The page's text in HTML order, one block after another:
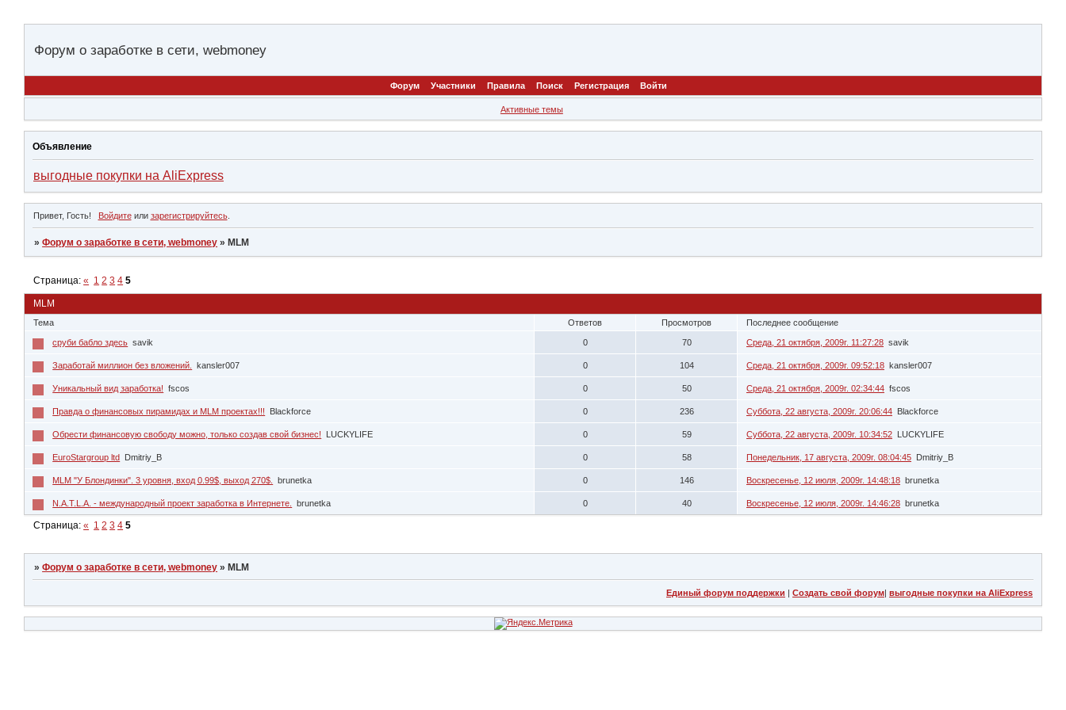
Форум о заработке в сети, webmoney
Форум Участники Правила Поиск Регистрация Войти
Активные темы
Объявление
выгодные покупки на AliExpress
Привет, Гость! Войдитеили зарегистрируйтесь.
»Форум о заработке в сети, webmoney » MLM
MLM
Страница:« 1 2 3 4 5
Тема Ответов Просмотров Последнее сообщение
сруби бабло здесь savik 0 70 Среда, 21 октября, 2009г. 11:27:28 savik
Заработай миллион без вложений. kansler007 0 104 Среда, 21 октября, 2009г. 09:52:18 kansler007
Уникальный вид заработка! fscos 0 50 Среда, 21 октября, 2009г. 02:34:44 fscos
Правда о финансовых пирамидах и MLM проектах!!! Blackforce 0 236 Суббота, 22 августа, 2009г. 20:06:44 Blackforce
Обрести финансовую свободу можно, только создав свой бизнес! LUCKYLIFE 0 59 Суббота, 22 августа, 2009г. 10:34:52 LUCKYLIFE
EuroStargroup ltd Dmitriy_B 0 58 Понедельник, 17 августа, 2009г. 08:04:45 Dmitriy_B
MLM "У Блондинки". 3 уровня, вход 0.99$, выход 270$. brunetka 0 146 Воскресенье, 12 июля, 2009г. 14:48:18 brunetka
N.A.T.L.A. - международный проект заработка в Интернете. brunetka 0 40 Воскресенье, 12 июля, 2009г. 14:46:28 brunetka
Страница:« 1 2 3 4 5
»Форум о заработке в сети, webmoney » MLM
Единый форум поддержки | Создать свой форум| выгодные покупки на AliExpress